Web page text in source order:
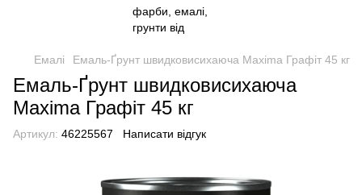
Емалі Емаль-Ґрунт швидковисихаюча Maxima Графіт 45 кг
Емаль-Ґрунт швидковисихаюча
Maxima Графіт 45 кг
Артикул: 46225567 Написати відгук